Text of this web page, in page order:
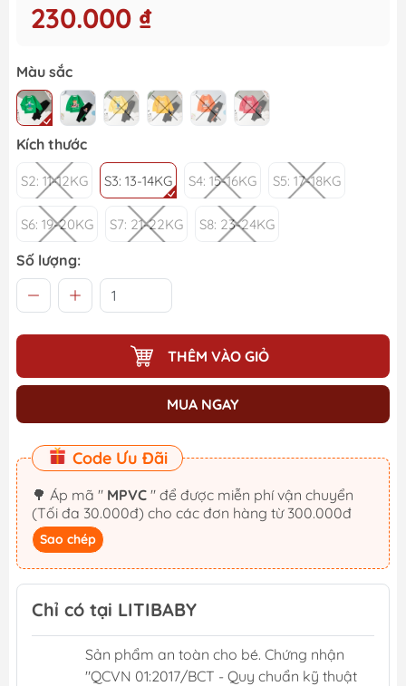
230.000 ₫
Màu sắc
Kích thước
S2: 11-12KG S3: 13-14KG S4: 15-16KG S5: 17-18KG
S6: 19-20KG S7: 21-22KG S8: 23-24KG
Số lượng:
THÊM VÀO GIỎ
MUA NGAY
Code Ưu Đãi
🌳 Áp mã " MPVC " để được miễn phí vận chuyển
(Tối đa 30.000đ) cho các đơn hàng từ 300.000đ
Sao chép
Chỉ có tại LITIBABY
Sản phẩm an toàn cho bé. Chứng nhận
"QCVN 01:2017/BCT - Quy chuẩn kỹ thuật